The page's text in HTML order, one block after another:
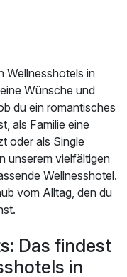
Wellnesshotels in
Wünsche und
du ein romantisches
als Familie eine
oder als Single
unserem vielfältigen
Wellnesshotel.
vom Alltag, den du
Das findest
in